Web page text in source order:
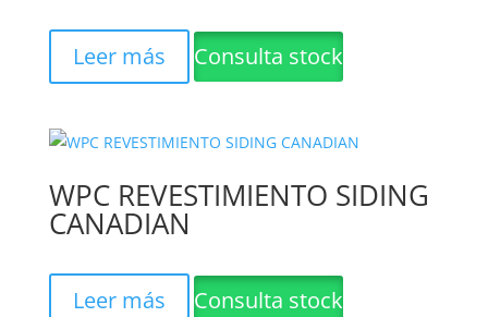
Leer más Consulta stock
WPC REVESTIMIENTO SIDING
CANADIAN
Leer más Consulta stock